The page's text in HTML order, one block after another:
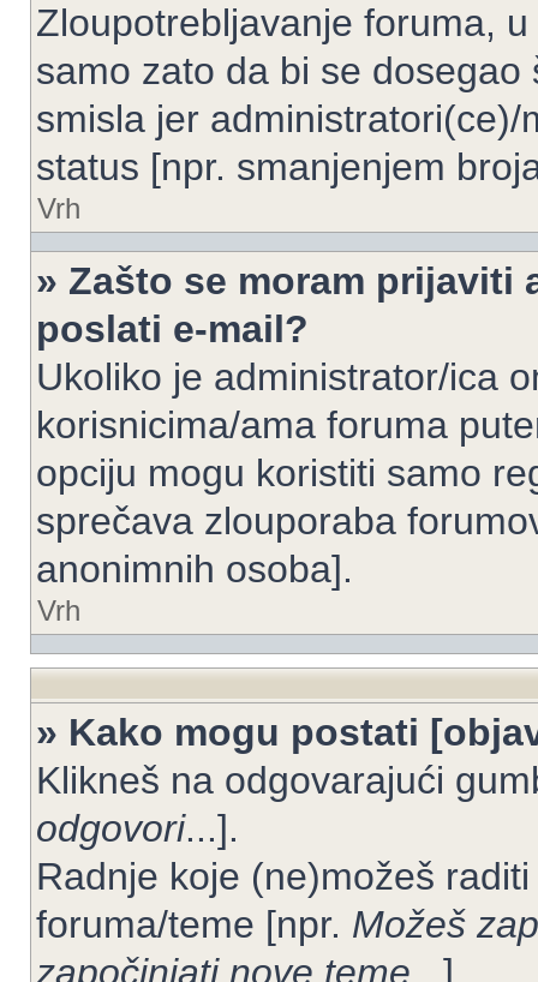
Zloupotrebljavanje foruma,
samo zato da bi se
smisla jer
status [npr. smanjenjem
Vrh
» Zašto se moram prijaviti
poslati e-mail?
Ukoliko je administrator/ica
korisnicima/ama foruma
opciju mogu koristiti samo
sprečava zlouporaba
anonimnih osoba].
Vrh
» Kako mogu postati
Klikneš na odgovarajući
odgovori...].
Radnje koje (ne)možeš
foruma/teme [npr. Možeš
započinjati nove teme ...].